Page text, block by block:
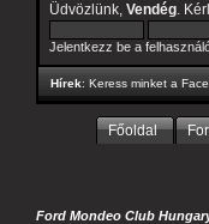
Üdvözlünk, Vendég .
Jelentkezz be a
Hírek: Keress minket a
Főoldal
Ford Mondeo Club